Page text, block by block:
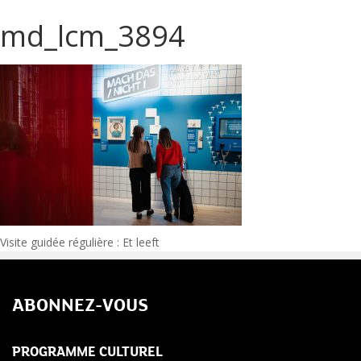
md_lcm_3894
Navigation
l’article
Visite guidée régulière : Et leeft
ABONNEZ-VOUS
PROGRAMME CULTUREL